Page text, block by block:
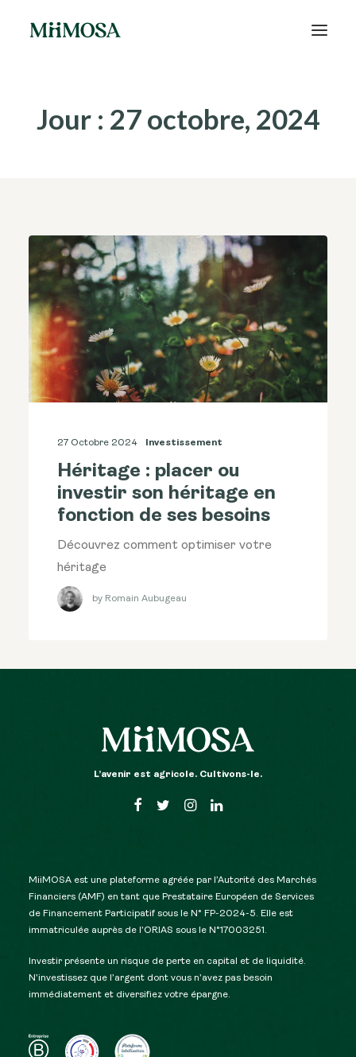
Épargne
Recherche
Jour : 27 octobre, 2024
27 Octobre 2024 Investissement
Héritage : placer ou
investir son héritage en
fonction de ses besoins
Découvrez comment optimiser votre
héritage
by Romain Aubugeau
L’avenir est agricole. Cultivons-le.
MiiMOSA est une plateforme agréée par l’Autorité des Marchés
Financiers (AMF) en tant que Prestataire Européen de Services
de Financement Participatif sous le N° FP-2024-5. Elle est
immatriculée auprès de l’ORIAS sous le N°17003251.
Investir présente un risque de perte en capital et de liquidité.
N’investissez que l’argent dont vous n’avez pas besoin
immédiatement et diversifiez votre épargne.